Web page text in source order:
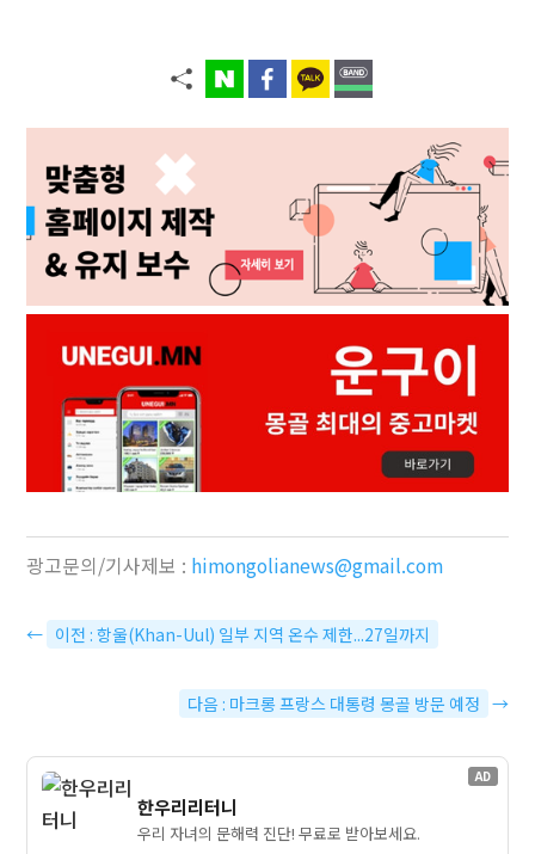
광고문의/기사제보 : himongolianews@gmail.com
← 이전 : 항울(Khan-Uul) 일부 지역 온수 제한...27일까지
다음 : 마크롱 프랑스 대통령 몽골 방문 예정 →
AD
한우리리터니
우리 자녀의 문해력 진단! 무료로 받아보세요.